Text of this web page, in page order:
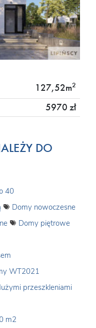
127,52m2
5970 zł
DO
40
Domy nowoczesne
Domy piętrowe
WT2021
przeszkleniami
m2